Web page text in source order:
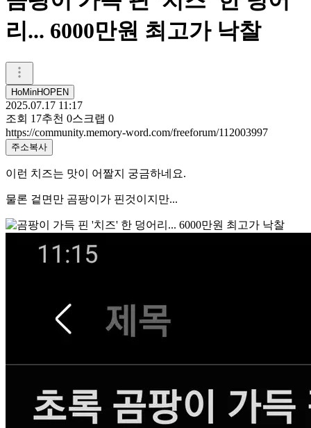
리... 6000만원 최고가 낙찰
HoMinHOPEN
2025.07.17 11:17
조회 17추천 0스크랩 0
https://community.memory-word.com/freeforum/112003997
주소복사
이런 치즈는 맛이 어짤지 궁금하네요.
물론 겉면만 곰팡이가 핀것이지만...